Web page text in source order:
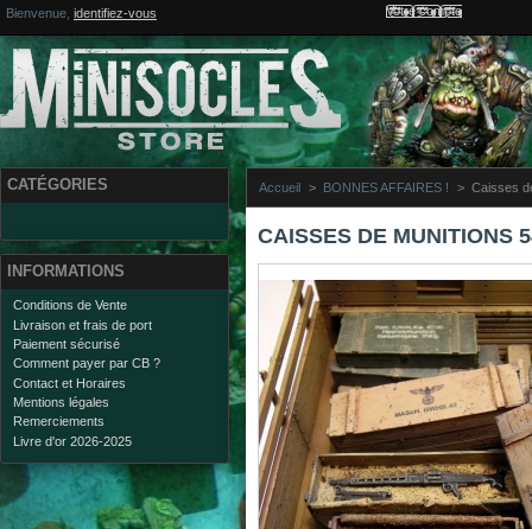
Bienvenue, identifiez-vous Votre compte
CATÉGORIES
INFORMATIONS
Conditions de Vente
Livraison et frais de port
Paiement sécurisé
Comment payer par CB ?
Contact et Horaires
Mentions légales
Remerciements
Livre d'or 2026-2025
Accueil > BONNES AFFAIRES ! > Caisses
CAISSES DE MUNITIONS